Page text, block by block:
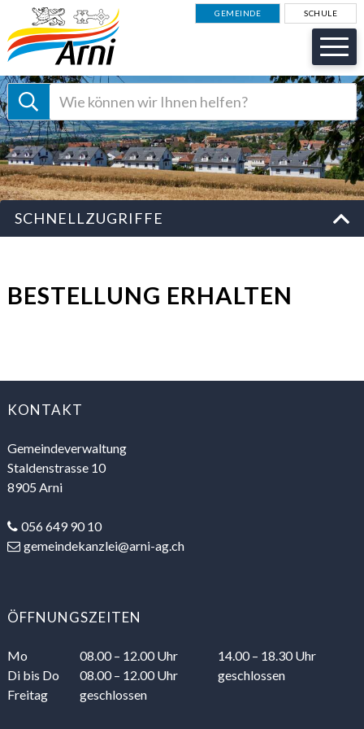
NAVIGIEREN IN GEMEINDE
Schnellnavigation GEMEINDE SCHULE
Suchbegriff
Suche starten
SCHNELLZUGRIFFE
BESTELLUNG ERHALTEN
KONTAKT
Gemeindeverwaltung
Staldenstrasse 10
8905 Arni
056 649 90 10
gemeindekanzlei@arni-ag.ch
ÖFFNUNGSZEITEN
Mo 08.00 – 12.00 Uhr
14.00 – 18.30 Uhr
Dibis Do 08.00 – 12.00 Uhr
geschlossen
Freitag
geschlossen